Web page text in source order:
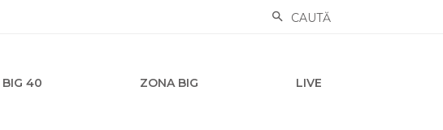
CAUTĂ
BIG 40 ZONA BIG LIVE